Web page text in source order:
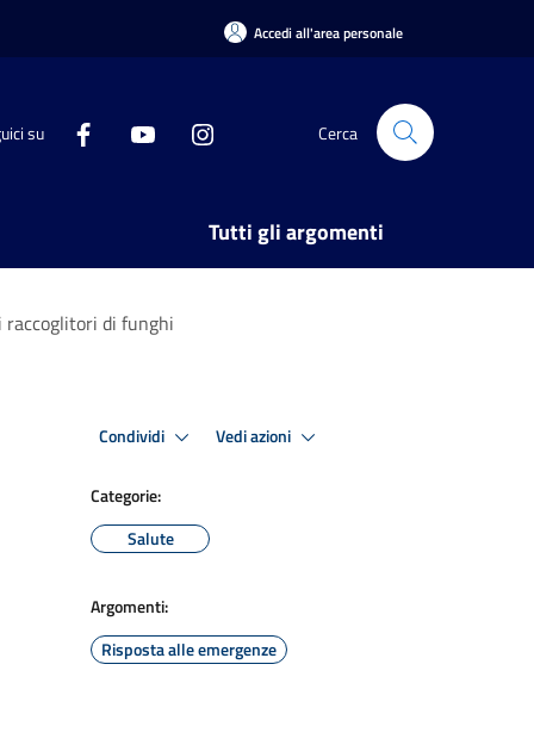
Accedi all'area personale
su Cerca
Tutti gli argomenti
di funghi
Condividi Vedi azioni
Categorie:
Salute
Argomenti:
Risposta alle emergenze